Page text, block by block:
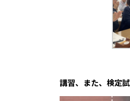
講習、また、検定